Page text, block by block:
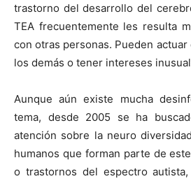
trastorno del desarrollo del
TEA frecuentemente les resulta
con otras personas. Pueden
los demás o tener intereses
Aunque aún existe mucha
tema, desde 2005 se ha
atención sobre la neuro
humanos que forman parte de
o trastornos del espectro